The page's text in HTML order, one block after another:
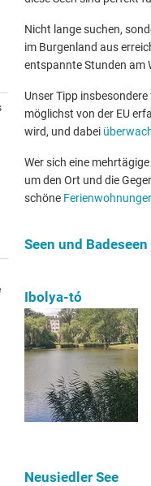
Nicht lange suchen,
im Burgenland aus
entspannte Stunden am
Unser Tipp
möglichst von der EU
wird, und dabei
Wer sich eine
um den Ort und die
schöne
Seen und
Ibolya-tó
Neusiedler See